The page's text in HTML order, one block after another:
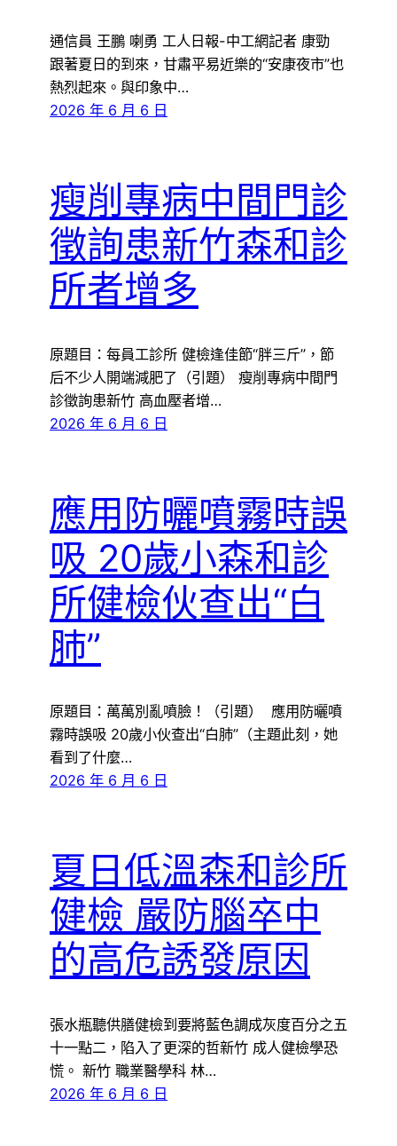
通信員 王鵬 喇勇 工人日報-中工網記者 康勁
跟著夏日的到來，甘肅平易近樂的“安康夜市”也
熱烈起來。與印象中…
2026 年 6 月 6 日
瘦削專病中間門診
徵詢患新竹森和診
所者增多
原題目：每員工診所 健檢逢佳節“胖三斤”，節
后不少人開端減肥了（引題） 瘦削專病中間門
診徵詢患新竹 高血壓者增…
2026 年 6 月 6 日
應用防曬噴霧時誤
吸 20歲小森和診
所健檢伙查出“白
肺”
原題目：萬萬別亂噴臉！（引題） 應用防曬噴
霧時誤吸 20歲小伙查出“白肺”（主題此刻，她
看到了什麼…
2026 年 6 月 6 日
夏日低溫森和診所
健檢 嚴防腦卒中
的高危誘發原因
張水瓶聽供膳健檢到要將藍色調成灰度百分之五
十一點二，陷入了更深的哲新竹 成人健檢學恐
慌。 新竹 職業醫學科 林…
2026 年 6 月 6 日